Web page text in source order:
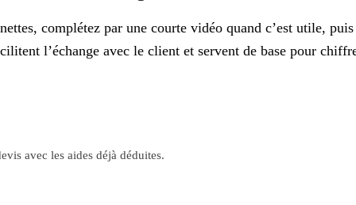
complétez par une courte vidéo quand c’est utile,
l’échange avec le client et servent de base pour
avec les aides déjà déduites.